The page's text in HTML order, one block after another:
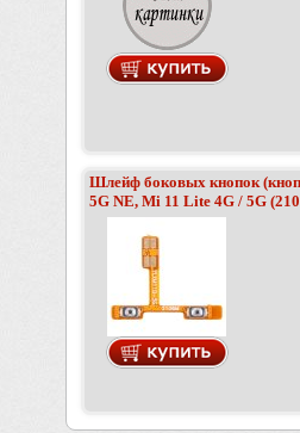
Шлейф боковых кнопок
5G NE, Mi 11 Lite 4G / 5G